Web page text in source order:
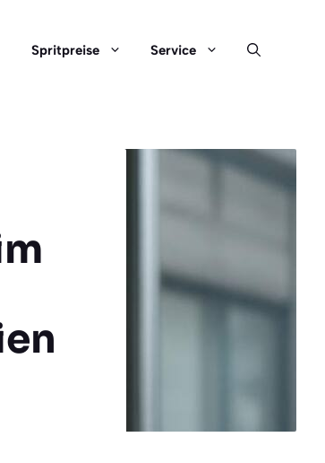
Spritpreise Service